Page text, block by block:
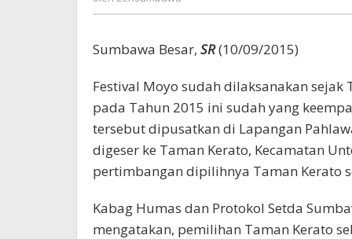
Sumbawa Besar, SR(10/09/2015)
Festival Moyo sudah dilaksanakan
pada Tahun 2015 ini sudah yang
tersebut dipusatkan di Lapangan
digeser ke Taman Kerato, Kecamatan
pertimbangan dipilihnya Taman Kerato
Kabag Humas dan Protokol Setda
mengatakan, pemilihan Taman Kerato